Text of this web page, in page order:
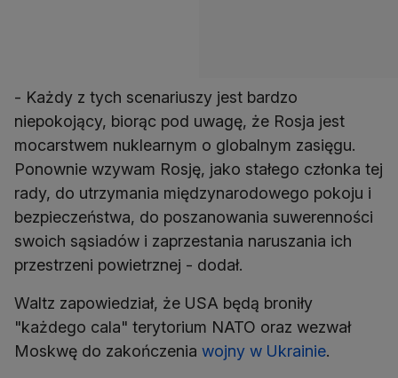
- Każdy z tych scenariuszy jest bardzo
niepokojący, biorąc pod uwagę, że Rosja jest
mocarstwem nuklearnym o globalnym zasięgu.
Ponownie wzywam Rosję, jako stałego członka tej
rady, do utrzymania międzynarodowego pokoju i
bezpieczeństwa, do poszanowania suwerenności
swoich sąsiadów i zaprzestania naruszania ich
przestrzeni powietrznej - dodał.
Waltz zapowiedział, że USA będą broniły
"każdego cala" terytorium NATO oraz wezwał
Moskwę do zakończenia wojny w Ukrainie.